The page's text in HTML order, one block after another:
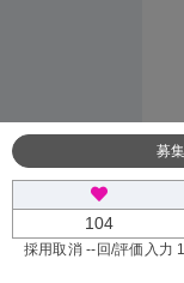
募
104
採用取消 --回/評価入力